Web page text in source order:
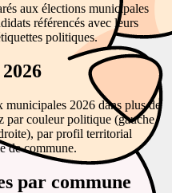
aux élections municipales
référencés avec leurs
politiques.
municipales 2026 dans plus de
par couleur politique (gauche,
par profil territorial
de commune.
par commune